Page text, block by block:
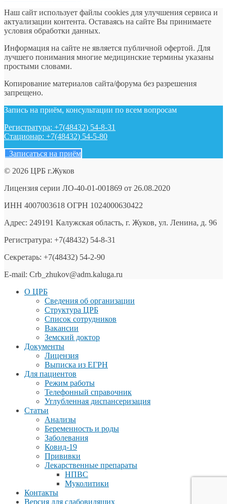
Наш сайт использует файлы cookies для улучшения сервиса и
актуализации контента. Оставаясь на сайте Вы принимаете
условия обработки данных.
Информация на сайте не является публичной офертой. Для
лучшего понимания многие медицинские термины указаны
простыми словами.
Копирование материалов сайта/форума без разрешения
запрещено.
Запись на приём, консультации по всем вопросам
Регистратура: +7(48432) 54-8-31
Стационар: +7(48432) 54-5-80
Записаться на приём
© 2026 ЦРБ г.Жуков
Лицензия серии ЛО-40-01-001869 от 26.08.2020
ИНН 4007003618 ОГРН 1024000630422
Адрес: 249191 Калужская область, г. Жуков, ул. Ленина, д. 96
Регистратура: +7(48432) 54-8-31
Секретарь: +7(48432) 54-2-90
E-mail: Crb_zhukov@adm.kaluga.ru
О ЦРБ
Сведения об организации
Структура ЦРБ
Список сотрудников
Вакансии
Земский доктор
Документы
Лицензия
Выписка из ЕГРН
Для пациентов
Режим работы
Телефонный справочник
Углубленная диспансеризация
Статьи
Анализы
Беременность и роды
Заболевания
Ковид-19
Прививки
Лекарственные препараты
НПВС
Муколитики
Контакты
Версия для слабовидящих